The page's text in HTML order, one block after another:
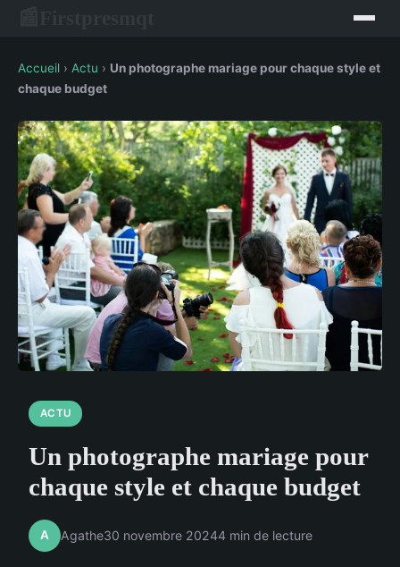
Accueil › Actu › Un photographe mariage pour chaque style et
chaque budget
ACTU
Un photographe mariage pour
chaque style et chaque budget
A Agathe30 novembre 20244 min de lecture